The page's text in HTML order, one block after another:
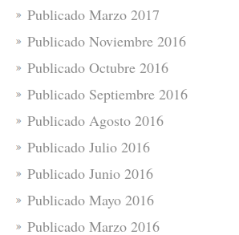
Publicado Marzo 2017
Publicado Noviembre 2016
Publicado Octubre 2016
Publicado Septiembre 2016
Publicado Agosto 2016
Publicado Julio 2016
Publicado Junio 2016
Publicado Mayo 2016
Publicado Marzo 2016